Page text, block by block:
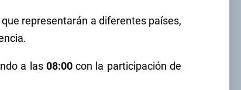
representarán a diferentes países,
a las 08:00con la participación de